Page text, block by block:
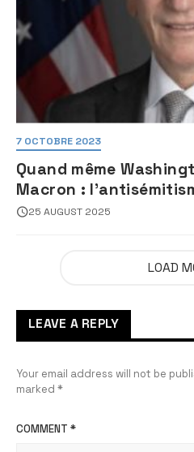
7 OCTOBRE 2023
Quand même
Macron :
faillite d’État
25 AUGUST 2025
LOAD
LEAVE A REPLY
Your email address will not be
marked *
COMMENT *